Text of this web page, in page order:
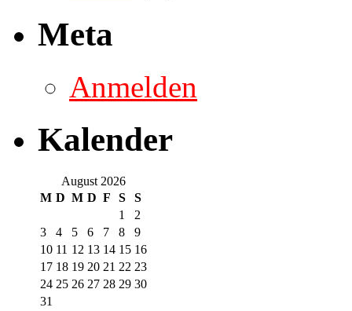
Meta
Anmelden
Kalender
August 2026
M D M D F S
S
1
2
3
4 5 6 7 8
9
10 11 12 13 14 15 16
17 18 19 20 21 22 23
24 25 26 27 28 29 30
31